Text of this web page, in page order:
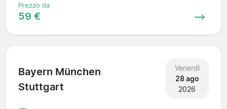
Prezzo da
59 €
Bayern München
Stuttgart
Venerdì
28 ago
2026